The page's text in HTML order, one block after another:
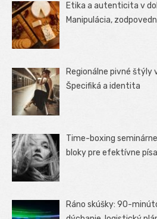
Etika a autenticita v
Manipulácia,
Regionálne pivné štýly
Špecifiká a identita
Time-boxing
bloky pre efektívne
Ráno skúšky: 90-